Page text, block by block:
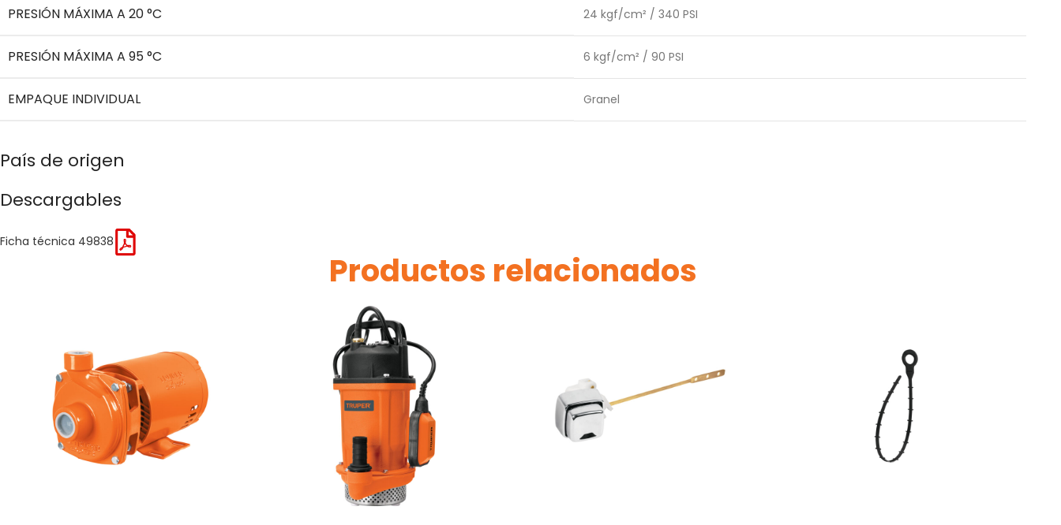
PRESIÓN MÁXIMA A 20 °C 24 kgf/cm² / 340 PSI
PRESIÓN MÁXIMA A 95 °C 6 kgf/cm² / 90 PSI
EMPAQUE INDIVIDUAL Granel
País de origen
Descargables
Ficha técnica 49838
Productos relacionados